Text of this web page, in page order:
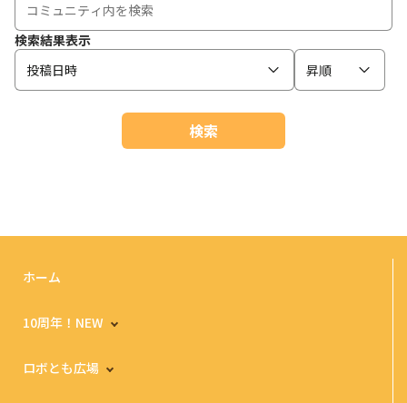
検索結果表示
投稿日時
昇順
検索
ホーム
10周年！NEW
ロボとも広場